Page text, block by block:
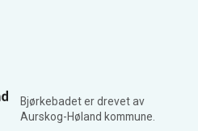
Bjørkebadet er drevet av
Aurskog-Høland kommune.